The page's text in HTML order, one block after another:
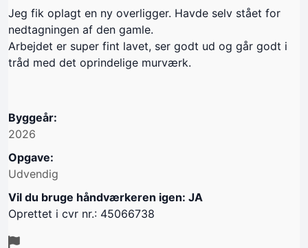
Jeg fik oplagt en ny overligger. Havde selv stået for
nedtagningen af den gamle.
Arbejdet er super fint lavet, ser godt ud og går godt i
tråd med det oprindelige murværk.
Byggeår:
2026
Opgave:
Udvendig
Vil du bruge håndværkeren igen: JA
Oprettet i cvr nr.: 45066738